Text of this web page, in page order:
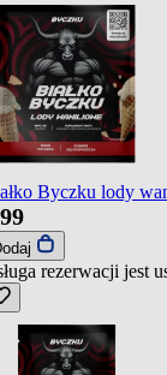
Byczku lody
99
rezerwacji jest